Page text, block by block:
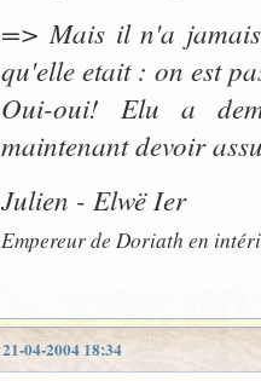
=> Mais il n'a jamais
qu'elle etait : on est
Oui-oui! Elu a
maintenant devoir
Julien - Elwë Ier
Empereur de Doriath en
21-04-2004 18:34